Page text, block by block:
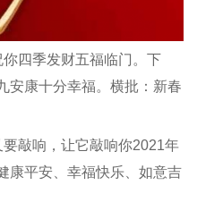
四季发财五福临门。下
安康十分幸福。横批：新春
敲响，让它敲响你2021年
康平安、幸福快乐、如意吉